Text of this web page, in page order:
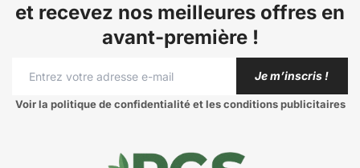
et recevez nos meilleures offres en
avant-première !
Je m’inscris !
Voir la politique de confidentialité et les conditions publicitaires